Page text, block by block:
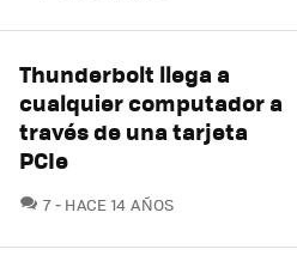
Thunderbolt llega a
cualquier computador a
través de una tarjeta
PCIe
7COMENTARIOS
HACE 14 AÑOS